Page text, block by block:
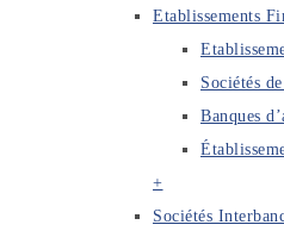
Etablissements
Sociétés
Banques
+
Sociétés